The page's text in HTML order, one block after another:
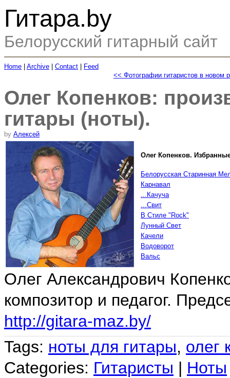
Гитара.by
Белорусский гитарный сайт
Home Archive Contact
Feed
<< Фотографии гитаристов в новом
Олег Копенков:
гитары (ноты).
by Алексей
Олег Копенков.
Белорусская Старинная
Карнавал
...Качуча
...Свит
В Стиле "Rock"
Лунный Свет
Качели
Водоворот
Вальс
Олег Александрович
композитор и педагог.
http://gitara-maz.by/
Tags: ноты для гитары, олег
Categories: Гитаристы | Ноты